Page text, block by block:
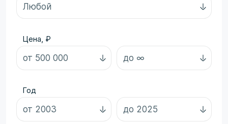
Цена, ₽
Год